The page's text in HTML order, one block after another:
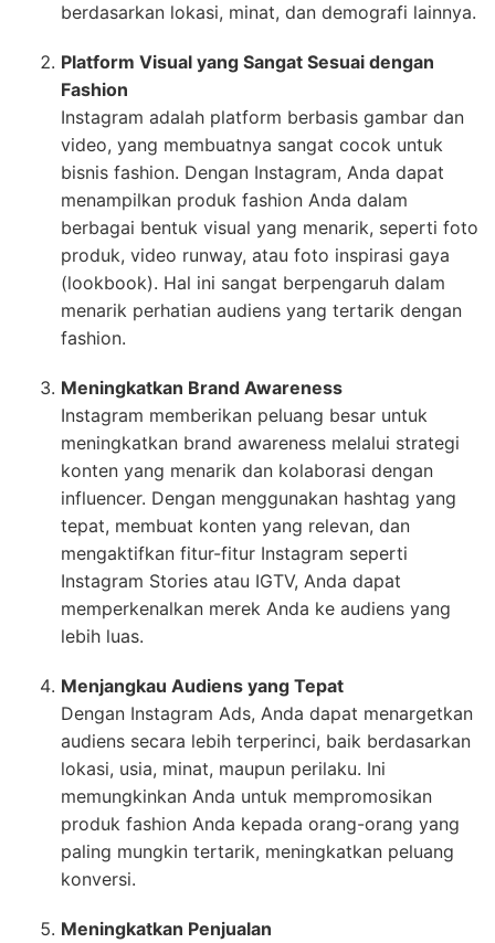
berdasarkan lokasi, minat, dan demografi lainnya.
Platform Visual yang Sangat Sesuai dengan
Fashion
Instagram adalah platform berbasis gambar dan
video, yang membuatnya sangat cocok untuk
bisnis fashion. Dengan Instagram, Anda dapat
menampilkan produk fashion Anda dalam
berbagai bentuk visual yang menarik, seperti foto
produk, video runway, atau foto inspirasi gaya
(lookbook). Hal ini sangat berpengaruh dalam
menarik perhatian audiens yang tertarik dengan
fashion.
Meningkatkan Brand Awareness
Instagram memberikan peluang besar untuk
meningkatkan brand awareness melalui strategi
konten yang menarik dan kolaborasi dengan
influencer. Dengan menggunakan hashtag yang
tepat, membuat konten yang relevan, dan
mengaktifkan fitur-fitur Instagram seperti
Instagram Stories atau IGTV, Anda dapat
memperkenalkan merek Anda ke audiens yang
lebih luas.
Menjangkau Audiens yang Tepat
Dengan Instagram Ads, Anda dapat menargetkan
audiens secara lebih terperinci, baik berdasarkan
lokasi, usia, minat, maupun perilaku. Ini
memungkinkan Anda untuk mempromosikan
produk fashion Anda kepada orang-orang yang
paling mungkin tertarik, meningkatkan peluang
konversi.
Meningkatkan Penjualan